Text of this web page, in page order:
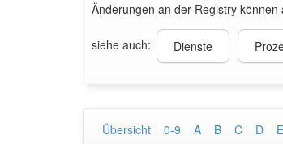
Änderungen an der Registry
siehe auch: Dienste
Übersicht 0-9 A B C D E